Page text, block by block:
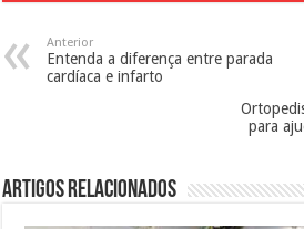
Anterior
Entenda a diferença entre parada
cardíaca e infarto
para
Artigos Relacionados